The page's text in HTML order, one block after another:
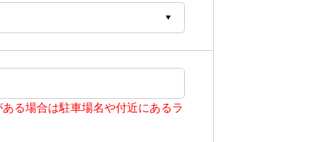
る場合は駐車場名や付近にあるラ